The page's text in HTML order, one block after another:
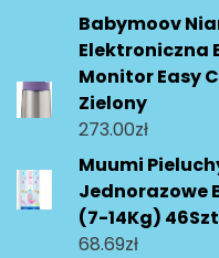
Babymoov
Elektroniczna
Monitor Easy
Zielony
273.00zł
Muumi
Jednorazowe
(7-14Kg) 46Szt
68.69zł